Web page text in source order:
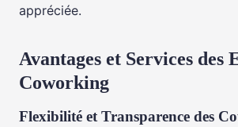
appréciée.
Avantages et Services des
Coworking
Flexibilité et Transparence des